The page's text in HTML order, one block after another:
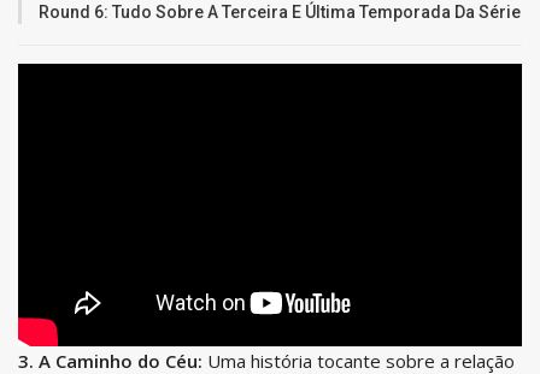
Round 6: Tudo Sobre A Terceira E Última Temporada Da Série
3. A Caminho do Céu: Uma história tocante sobre a relação